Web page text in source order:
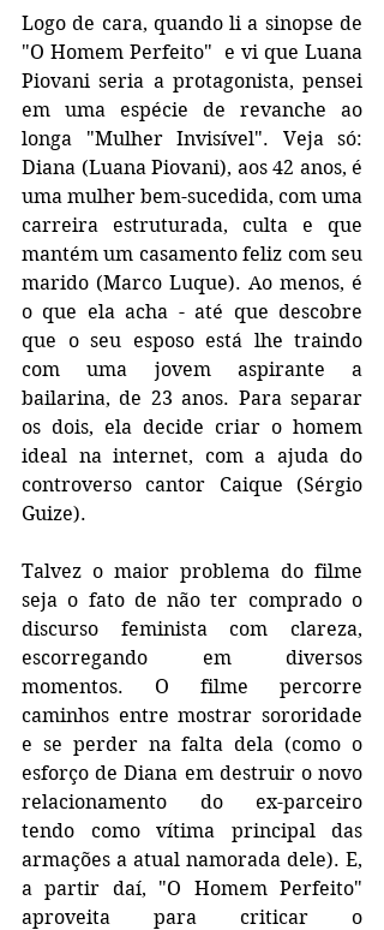
Logo de cara, quando li a sinopse de
"O Homem Perfeito"  e vi que Luana
Piovani seria a protagonista, pensei
em uma espécie de revanche ao
longa "Mulher Invisível". Veja só:
Diana (Luana Piovani), aos 42 anos, é
uma mulher bem-sucedida, com uma
carreira estruturada, culta e que
mantém um casamento feliz com seu
marido (Marco Luque). Ao menos, é
o que ela acha - até que descobre
que o seu esposo está lhe traindo
com uma jovem aspirante a
bailarina, de 23 anos. Para separar
os dois, ela decide criar o homem
ideal na internet, com a ajuda do
controverso cantor Caique (Sérgio
Guize).
Talvez o maior problema do filme
seja o fato de não ter comprado o
discurso feminista com clareza,
escorregando em diversos
momentos. O filme percorre
caminhos entre mostrar sororidade
e se perder na falta dela (como o
esforço de Diana em destruir o novo
relacionamento do ex-parceiro
tendo como vítima principal das
armações a atual namorada dele). E,
a partir daí, "O Homem Perfeito"
aproveita para criticar o